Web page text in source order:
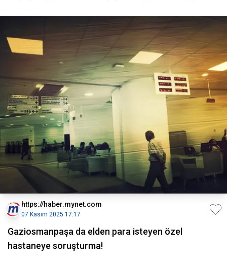
https://haber.mynet.com
07 Kasım 2025 17:17
Gaziosmanpaşa da elden para isteyen özel
hastaneye soruşturma!